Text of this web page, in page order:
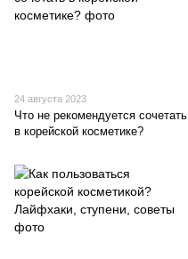
24 августа 2023
Что не рекомендуется сочетать
в корейской косметике?